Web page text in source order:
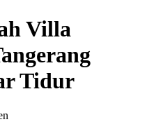
Villa
Tidur